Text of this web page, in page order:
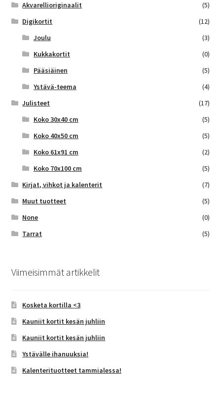
Akvarellioriginaalit
(5)
Digikortit
(12)
Joulu
(3)
Kukkakortit
(0)
Pääsiäinen
(5)
Ystävä-teema
(4)
Julisteet
(17)
Koko 30x40 cm
(5)
Koko 40x50 cm
(5)
Koko 61x91 cm
(2)
Koko 70x100 cm
(5)
Kirjat, vihkot ja kalenterit
(7)
Muut tuotteet
(5)
None
(0)
Tarrat
(5)
Viimeisimmät artikkelit
Kosketa kortilla <3
Kauniit kortit kesän juhliin
Kauniit kortit kesän juhliin
Ystävälle ihanuuksia!
Kalenterituotteet tammialessa!